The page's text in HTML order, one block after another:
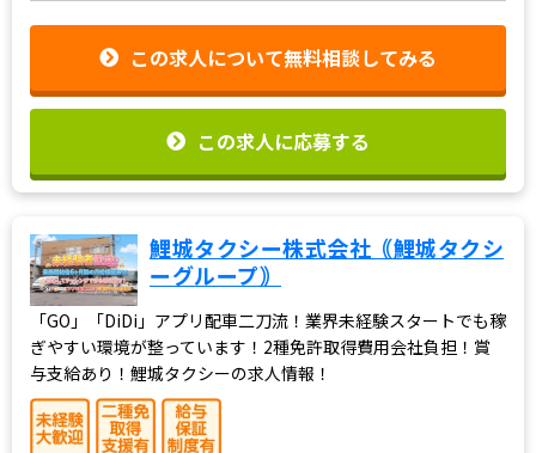
この求人について無料相談してみる
この求人に応募する
鯉城タクシー株式会社｟鯉城タクシ
ーグループ｠
「GO」「DiDi」アプリ配車二刀流！業界未経験スタートでも稼
ぎやすい環境が整っています！2種免許取得費用会社負担！賞
与支給あり！鯉城タクシーの求人情報！